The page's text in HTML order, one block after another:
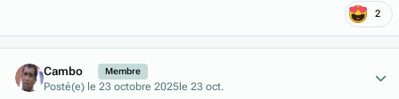
2
Cambo Membre
Posté(e) le 23 octobre 2025 le 23 oct.